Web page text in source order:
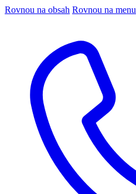
Rovnou na obsah Rovnou na menu